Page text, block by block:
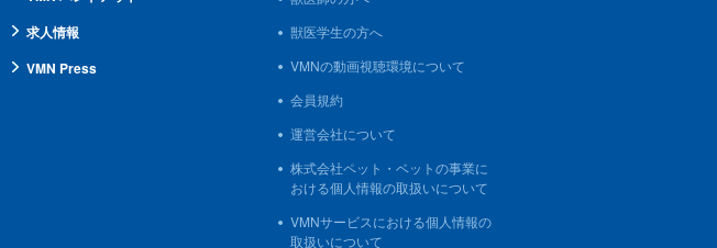
求人情報
VMN Press
獣医学生の方へ
VMNの動画視聴環境について
会員規約
運営会社について
株式会社ペット・ベットの事業に
おける個人情報の取扱いについて
VMNサービスにおける個人情報の
取扱いについて